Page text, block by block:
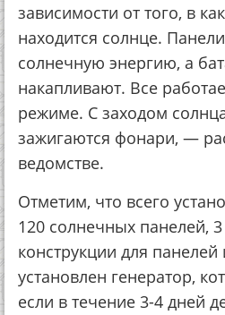
зависимости от того, в
находится солнце.
солнечную энергию, а
накапливают. Все
режиме. С заходом
зажигаются фонари, —
ведомстве.
Отметим, что всего
120 солнечных панелей, 3
конструкции для
установлен генератор,
если в течение 3-4 дней